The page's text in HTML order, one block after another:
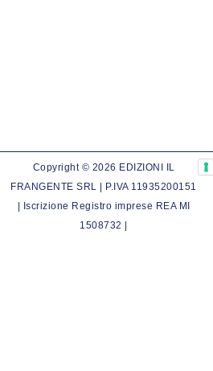
Copyright © 2026 EDIZIONI IL
FRANGENTE SRL | P.IVA 11935200151
| Iscrizione Registro imprese REA MI
1508732 |